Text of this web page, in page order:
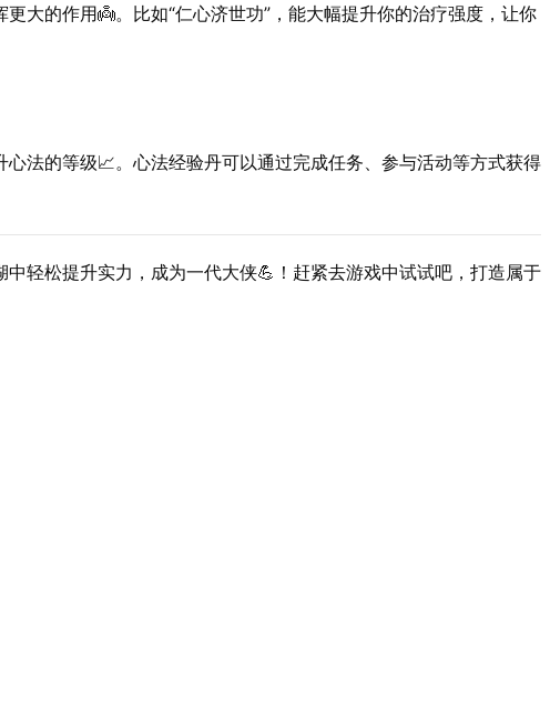
大的作用👼。比如“仁心济世功”，能大幅提升你的治疗强度，让你
法的等级📈。心法经验丹可以通过完成任务、参与活动等方式获得
轻松提升实力，成为一代大侠💪！赶紧去游戏中试试吧，打造属于